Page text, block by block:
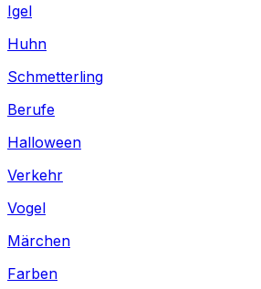
Igel
Huhn
Schmetterling
Berufe
Halloween
Verkehr
Vogel
Märchen
Farben